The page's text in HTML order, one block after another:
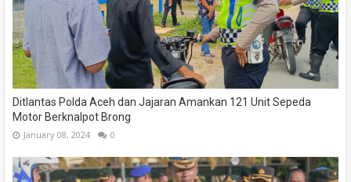
Ditlantas Polda Aceh dan Jajaran Amankan 121 Unit Sepeda
Motor Berknalpot Brong
January 08, 2024 0